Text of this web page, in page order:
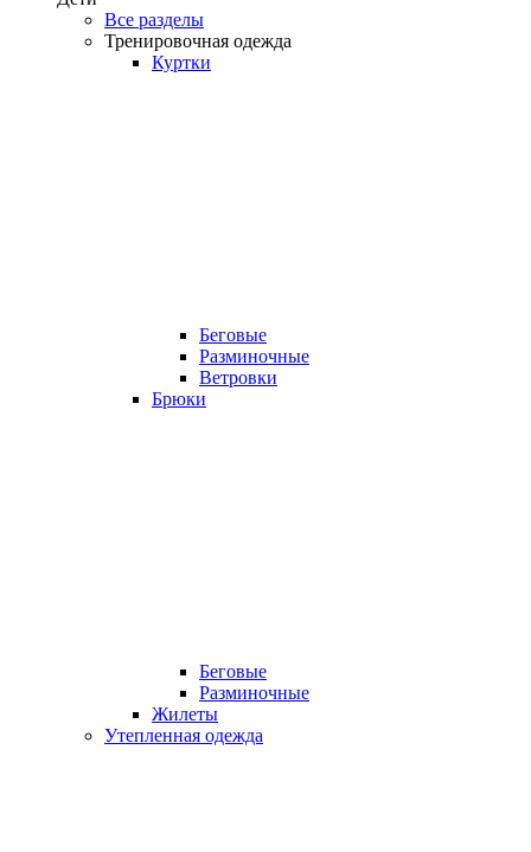
Все разделы
Тренировочная одежда
Куртки
Беговые
Разминочные
Ветровки
Брюки
Беговые
Разминочные
Жилеты
Утепленная одежда